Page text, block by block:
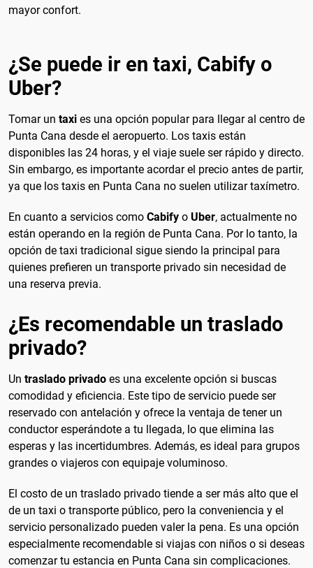
mayor confort.
¿Se puede ir en taxi, Cabify o
Uber?
Tomar un taxi es una opción popular para llegar al centro de
Punta Cana desde el aeropuerto. Los taxis están
disponibles las 24 horas, y el viaje suele ser rápido y directo.
Sin embargo, es importante acordar el precio antes de partir,
ya que los taxis en Punta Cana no suelen utilizar taxímetro.
En cuanto a servicios como Cabify o Uber, actualmente no
están operando en la región de Punta Cana. Por lo tanto, la
opción de taxi tradicional sigue siendo la principal para
quienes prefieren un transporte privado sin necesidad de
una reserva previa.
¿Es recomendable un traslado
privado?
Un traslado privado es una excelente opción si buscas
comodidad y eficiencia. Este tipo de servicio puede ser
reservado con antelación y ofrece la ventaja de tener un
conductor esperándote a tu llegada, lo que elimina las
esperas y las incertidumbres. Además, es ideal para grupos
grandes o viajeros con equipaje voluminoso.
El costo de un traslado privado tiende a ser más alto que el
de un taxi o transporte público, pero la conveniencia y el
servicio personalizado pueden valer la pena. Es una opción
especialmente recomendable si viajas con niños o si deseas
comenzar tu estancia en Punta Cana sin complicaciones.